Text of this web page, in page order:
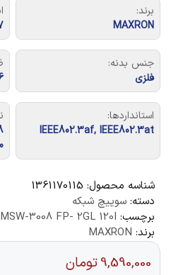
برند:
MAXRON
جنس بدنه:
فلزی
5.6
استانداردها:
IEEE802.3af, IEEE802.3at
شناسه محصول: 1361170115
دسته: سوییچ شبکه
برچسب: 3008 FP- 2GL 120I
برند: MAXRON
9,590,000تومان